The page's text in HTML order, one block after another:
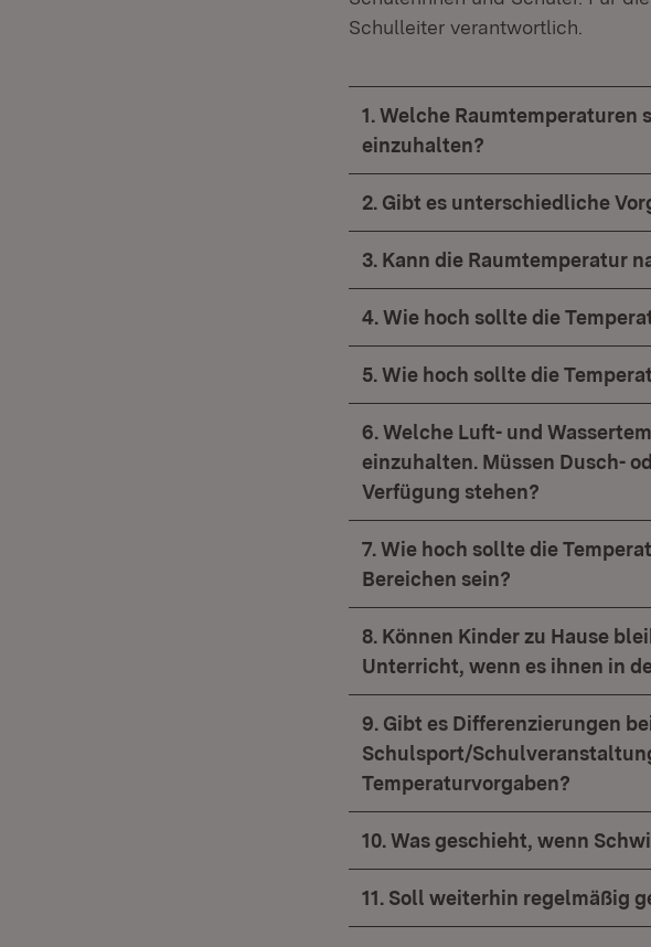
Schulleiter verantwortlich.
1. Welche
einzuhalten?
2. Gibt es unterschiedliche
3. Kann die Raumtemperatur
4. Wie hoch sollte die
5. Wie hoch sollte die
6. Welche Luft- und
einzuhalten. Müssen Dusch-
Verfügung stehen?
7. Wie hoch sollte die
Bereichen sein?
8. Können Kinder zu Hause
Unterricht, wenn es ihnen in
9. Gibt es Differenzierungen
Schulsport/
Temperaturvorgaben?
10. Was geschieht, wenn
11. Soll weiterhin regelmäßig